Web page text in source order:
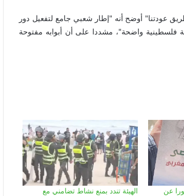
عودتنا" أوضح أنه "إطار شعبي جامع لتفعيل دور
فلسطينية واضحة"، مشددا على أن أبوابه مفتوحة
عن
الهيئة تندد بمنع نشاط تضامني مع